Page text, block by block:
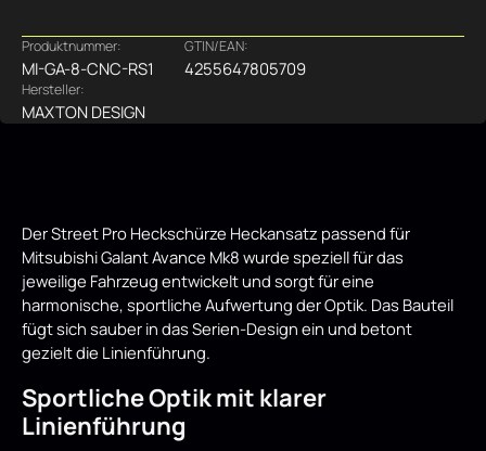
Produktnummer:
MI-GA-8-CNC-RS1
GTIN/EAN:
4255647805709
Hersteller:
MAXTON DESIGN
Der Street Pro Heckschürze Heckansatz passend für
Mitsubishi Galant Avance Mk8 wurde speziell für das
jeweilige Fahrzeug entwickelt und sorgt für eine
harmonische, sportliche Aufwertung der Optik. Das Bauteil
fügt sich sauber in das Serien-Design ein und betont
gezielt die Linienführung.
Sportliche Optik mit klarer
Linienführung